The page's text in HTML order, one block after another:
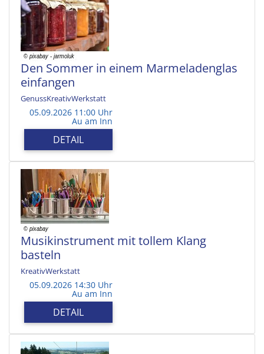
Den Sommer in einem Marmeladenglas
einfangen
GenussKreativWerkstatt
05.09.2026 11:00 Uhr
Au am Inn
DETAIL
Musikinstrument mit tollem Klang
basteln
KreativWerkstatt
05.09.2026 14:30 Uhr
Au am Inn
DETAIL